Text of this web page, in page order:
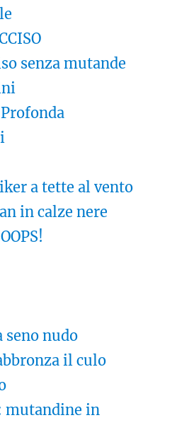
senza mutande
a tette al vento
in calze nere
seno nudo
il culo
mutandine in